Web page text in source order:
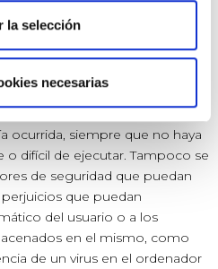
la selección
necesarias
la ausencia de interrupciones o
o a sus contenidos, ni que
resolver errores y
pronto como tenga
ocurrida, siempre que no haya
o difícil de ejecutar. Tampoco se
de seguridad que puedan
que puedan
del usuario o a los
en el mismo, como
de un virus en el ordenador